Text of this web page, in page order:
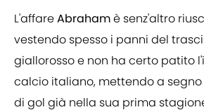
L'affareAbrahamè senz'altro
vestendo spesso i panni del
giallorosso e non ha certo patito
calcio italiano, mettendo a
di gol già nella sua prima